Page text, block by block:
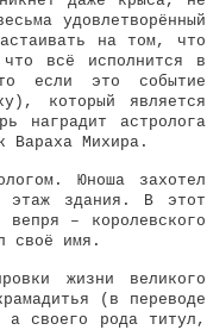
удовлетворённый
на том, что
всё исполнится в
если это событие
который является
наградит астролога
Вараха Михира.
Юноша захотел
этаж здания. В этот
– королевского
своё имя.
жизни великого
(в переводе
а своего рода титул,